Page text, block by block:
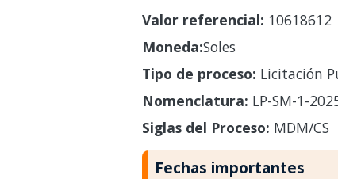
Valor referencial: 10618612
Moneda:Soles
Tipo de proceso: Licitación
Nomenclatura: LP-SM-1-
Siglas del Proceso: MDM/CS
Fechas importantes